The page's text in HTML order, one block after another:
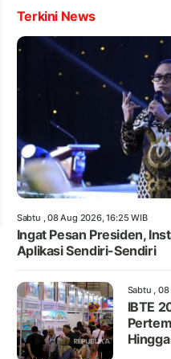
Terkini News
Sabtu , 08 Aug 2026, 16:25 WIB
Ingat Pesan Presiden,
Aplikasi Sendiri-Sendiri
Sabtu ,
IBTE